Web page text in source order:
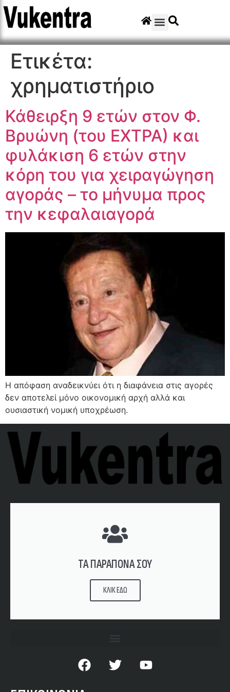
Ετικέτα:
χρηματιστήριο
Κάθειρξη 9 ετών στον Φ.
Βρυώνη (του ΕΧΤΡΑ) και
φυλάκιση 6 ετών στην
κόρη του για χειραγώγηση
αγοράς – το μήνυμα προς
την κεφαλαιαγορά
Η απόφαση αναδεικνύει ότι η διαφάνεια στις αγορές
δεν αποτελεί μόνο οικονομική αρχή αλλά και
ουσιαστική νομική υποχρέωση.
ΤΑ ΠΑΡΑΠΟΝΑ ΣΟΥ
ΚΛΙΚ ΕΔΩ